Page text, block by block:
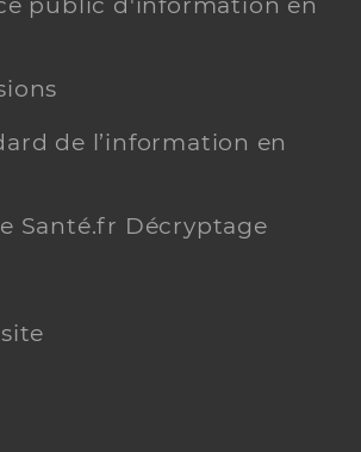
de l’information en
Santé.fr Décryptage